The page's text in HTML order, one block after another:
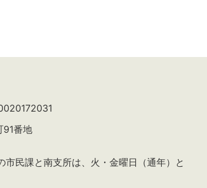
番地
市民課と南支所は、火・金曜日（通年）と